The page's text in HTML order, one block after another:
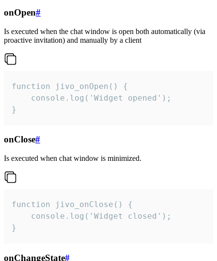
onOpen#
Is executed when the chat window is open both automatically (via
proactive invitation) and manually by a client
function jivo_onOpen() {
    console.log('Widget opened');
}
onClose#
Is executed when chat window is minimized.
function jivo_onClose() {
    console.log('Widget closed');
}
onChangeState#